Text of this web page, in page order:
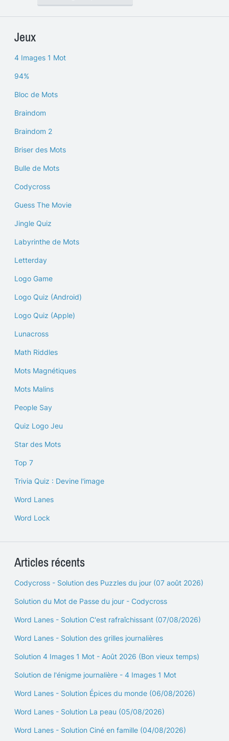
Jeux
4 Images 1 Mot
94%
Bloc de Mots
Braindom
Braindom 2
Briser des Mots
Bulle de Mots
Codycross
Guess The Movie
Jingle Quiz
Labyrinthe de Mots
Letterday
Logo Game
Logo Quiz (Android)
Logo Quiz (Apple)
Lunacross
Math Riddles
Mots Magnétiques
Mots Malins
People Say
Quiz Logo Jeu
Star des Mots
Top 7
Trivia Quiz : Devine l'image
Word Lanes
Word Lock
Articles récents
Codycross - Solution des Puzzles du jour (07 août 2026)
Solution du Mot de Passe du jour - Codycross
Word Lanes - Solution C'est rafraîchissant (07/08/2026)
Word Lanes - Solution des grilles journalières
Solution 4 Images 1 Mot - Août 2026 (Bon vieux temps)
Solution de l'énigme journalière - 4 Images 1 Mot
Word Lanes - Solution Épices du monde (06/08/2026)
Word Lanes - Solution La peau (05/08/2026)
Word Lanes - Solution Ciné en famille (04/08/2026)